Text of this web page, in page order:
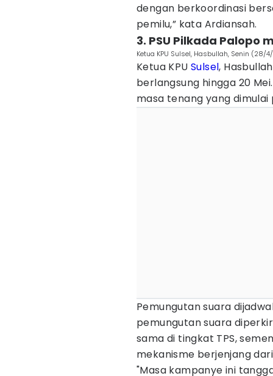
dengan berkoordinasi
pemilu,” kata Ardiansah.
3. PSU Pilkada Palopo
Ketua KPU Sulsel, Hasbullah, Senin (28/
Ketua KPUSulsel,
berlangsung hingga 20
masa tenang yang dimulai
Pemungutan suara
pemungutan suara
sama di tingkat TPS,
mekanisme berjenjang
"Masa kampanye ini